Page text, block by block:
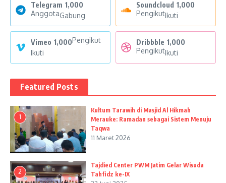
Telegram 1,000
AnggotaGabung
Soundcloud 1,000
PengikutIkuti
Vimeo 1,000Pengikut
Ikuti
Dribbble 1,000
PengikutIkuti
Featured Posts
1
Kultum Tarawih di Masjid Al Hikmah
Merauke: Ramadan sebagai Sistem Menuju
Taqwa
11 Maret 2026
2
Tajdied Center PWM Jatim Gelar Wisuda
Tahfidz ke-IX